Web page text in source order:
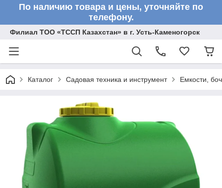
По наличию товара и цены, уточняйте по
телефону.
Филиал ТОО «ТССП Казахстан» в г. Усть-Каменогорск
Каталог Садовая техника и инструмент Емкости,